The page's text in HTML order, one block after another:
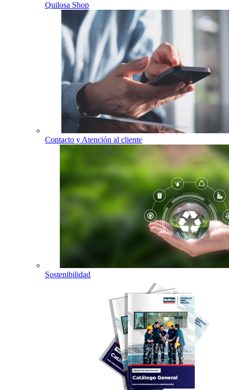
Quilosa Shop
Contacto y Atención al cliente
Sostenibilidad